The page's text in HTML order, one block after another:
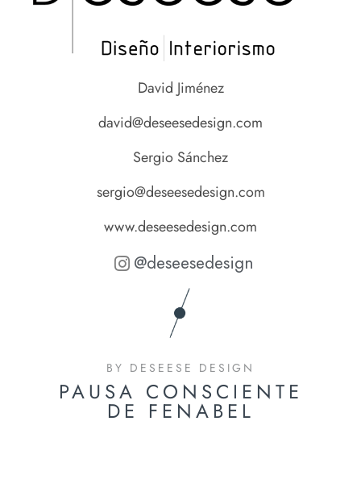
David Jiménez
david@deseesedesign.com
Sergio Sánchez
sergio@deseesedesign.com
www.deseesedesign.com
@deseesedesign
BY DESEESE DESIGN
PAUSA CONSCIENTE
DE FENABEL